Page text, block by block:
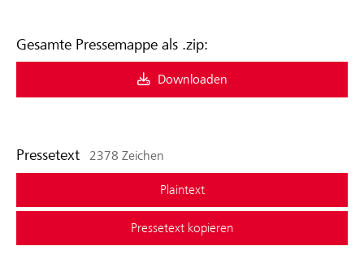
Gesamte Pressemappe als .zip:
Downloaden
Pressetext 2378 Zeichen
Plaintext
Pressetext kopieren